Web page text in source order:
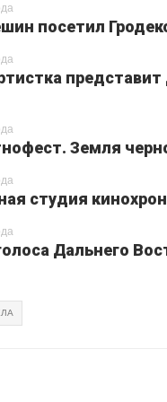
посетил
Земля
студия
Дальнего